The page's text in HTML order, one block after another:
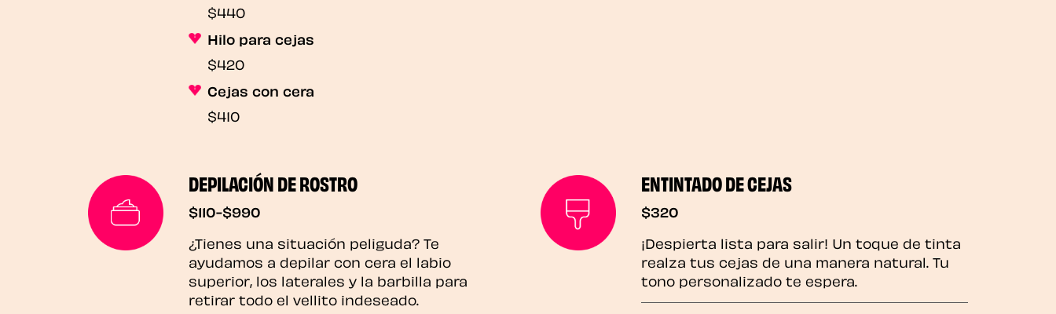
$440
Hilo para cejas
$420
Cejas con cera
$410
DEPILACIÓN DE ROSTRO
$110-$990
¿Tienes una situación peliguda? Te
ayudamos a depilar con cera el labio
superior, los laterales y la barbilla para
retirar todo el vellito indeseado.
ENTINTADO DE CEJAS
$320
¡Despierta lista para salir! Un toque de tinta
realza tus cejas de una manera natural. Tu
tono personalizado te espera.